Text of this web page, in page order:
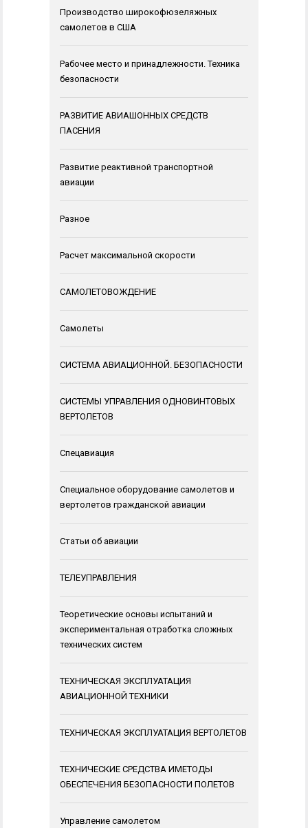
Производство широкофюзеляжных
самолетов в США
Рабочее место и принадлежности. Техника
безопасности
РАЗВИТИЕ АВИАШОННЫХ СРЕДСТВ
ПАСЕНИЯ
Развитие реактивной транспортной
авиации
Разное
Расчет максимальной скорости
САМОЛЕТОВОЖДЕНИЕ
Самолеты
СИСТЕМА АВИАЦИОННОЙ. БЕЗОПАСНОСТИ
СИСТЕМЫ УПРАВЛЕНИЯ ОДНОВИНТОВЫХ
ВЕРТОЛЕТОВ
Спецавиация
Специальное оборудование самолетов и
вертолетов гражданской авиации
Статьи об авиации
ТЕЛЕУПРАВЛЕНИЯ
Теоретические основы испытаний и
экспериментальная отработка сложных
технических систем
ТЕХНИЧЕСКАЯ ЭКСПЛУАТАЦИЯ
АВИАЦИОННОЙ ТЕХНИКИ
ТЕХНИЧЕСКАЯ ЭКСПЛУАТАЦИЯ ВЕРТОЛЕТОВ
ТЕХНИЧЕСКИЕ СРЕДСТВА ИМЕТОДЫ
ОБЕСПЕЧЕНИЯ БЕЗОПАСНОСТИ ПОЛЕТОВ
Управление самолетом